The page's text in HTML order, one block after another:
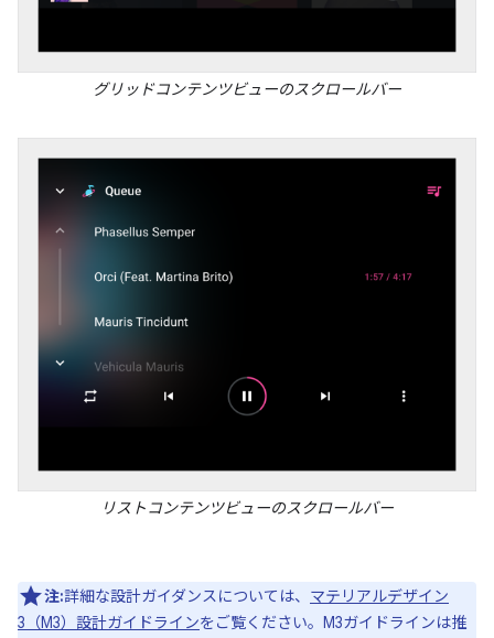
グリッドコンテンツビューのスクロールバー
リストコンテンツビューのスクロールバー
注:詳細な設計ガイダンスについては、 マテリアルデザイン
3（M3）設計ガイドラインをご覧ください。M3ガイドラインは推